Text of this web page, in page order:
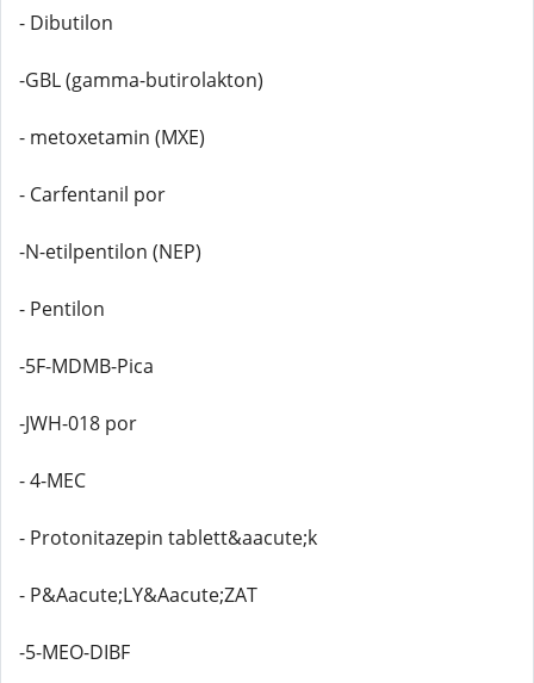
- Dibutilon
-GBL (gamma-butirolakton)
- metoxetamin (MXE)
- Carfentanil por
-N-etilpentilon (NEP)
- Pentilon
-5F-MDMB-Pica
-JWH-018 por
- 4-MEC
- Protonitazepin tablett&aacute;k
- P&Aacute;LY&Aacute;ZAT
-5-MEO-DIBF